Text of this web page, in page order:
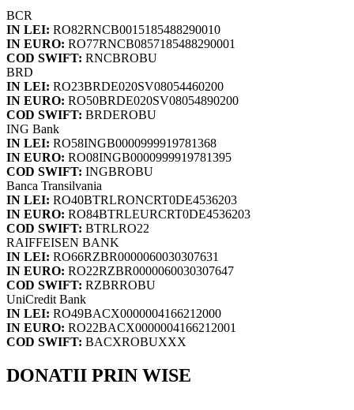
BCR
IN LEI: RO82RNCB0015185488290010
IN EURO: RO77RNCB0857185488290001
COD SWIFT: RNCBROBU
BRD
IN LEI: RO23BRDE020SV08054460200
IN EURO: RO50BRDE020SV08054890200
COD SWIFT: BRDEROBU
ING Bank
IN LEI: RO58INGB0000999919781368
IN EURO: RO08INGB0000999919781395
COD SWIFT: INGBROBU
Banca Transilvania
IN LEI: RO40BTRLRONCRT0DE4536203
IN EURO: RO84BTRLEURCRT0DE4536203
COD SWIFT: BTRLRO22
RAIFFEISEN BANK
IN LEI: RO66RZBR0000060030307631
IN EURO: RO22RZBR0000060030307647
COD SWIFT: RZBRROBU
UniCredit Bank
IN LEI: RO49BACX0000004166212000
IN EURO: RO22BACX0000004166212001
COD SWIFT: BACXROBUXXX
DONATII PRIN WISE